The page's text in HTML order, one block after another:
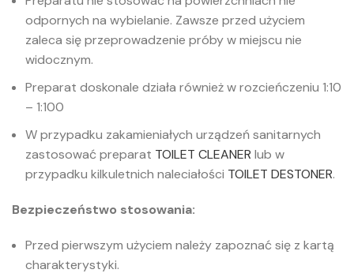
odpornych na wybielanie. Zawsze przed użyciem
zaleca się przeprowadzenie próby w miejscu nie
widocznym.
Preparat doskonale działa również w rozcieńczeniu 1:10
– 1:100
W przypadku zakamieniałych urządzeń sanitarnych
zastosować preparat TOILET CLEANER lub w
przypadku kilkuletnich naleciałości TOILET DESTONER.
Bezpieczeństwo stosowania:
Przed pierwszym użyciem należy zapoznać się z kartą
charakterystyki.